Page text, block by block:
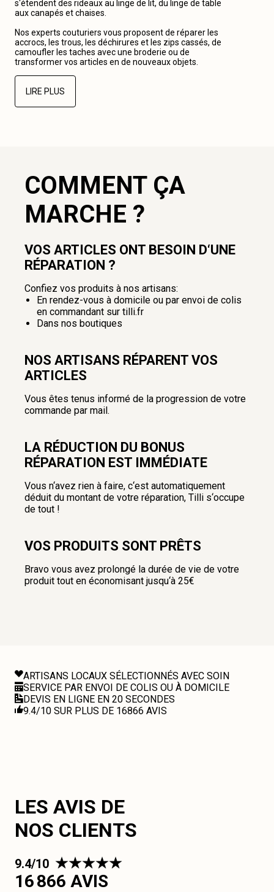
s‘étendent des rideaux au linge de lit, du linge de table
aux canapés et chaises.
Nos experts couturiers vous proposent de réparer les
accrocs, les trous, les déchirures et les zips cassés, de
camoufler les taches avec une broderie ou de
transformer vos articles en de nouveaux objets.
LIRE PLUS
COMMENT ÇA
MARCHE ?
VOS ARTICLES ONT BESOIN D‘UNE
RÉPARATION ?
Confiez vos produits à nos artisans:
En rendez-vous à domicile ou par envoi de colis
en commandant sur tilli.fr
Dans nos boutiques
NOS ARTISANS RÉPARENT VOS
ARTICLES
Vous êtes tenus informé de la progression de votre
commande par mail.
LA RÉDUCTION DU BONUS
RÉPARATION EST IMMÉDIATE
Vous n‘avez rien à faire, c‘est automatiquement
déduit du montant de votre réparation, Tilli s‘occupe
de tout !
VOS PRODUITS SONT PRÊTS
Bravo vous avez prolongé la durée de vie de votre
produit tout en économisant jusqu‘à 25€
ARTISANS LOCAUX SÉLECTIONNÉS AVEC SOIN
SERVICE PAR ENVOI DE COLIS OU À DOMICILE
DEVIS EN LIGNE EN 20 SECONDES
9.4/10 SUR PLUS DE 16866 AVIS
LES AVIS DE
NOS CLIENTS
9.4/10
16 866 AVIS